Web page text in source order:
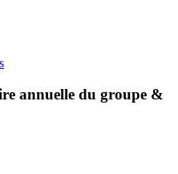
annuelle du groupe &